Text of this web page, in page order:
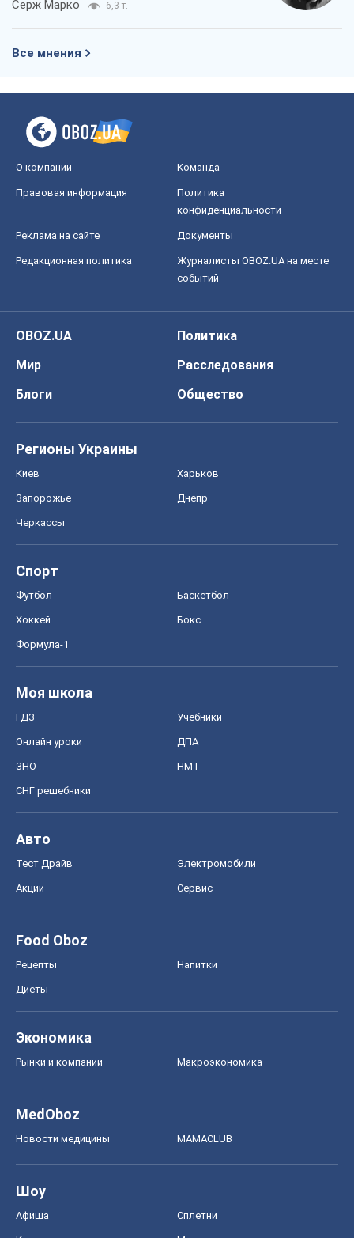
Серж Марко 6,3 т.
Все мнения
О компании Команда
Правовая информация
Политика
конфиденциальности
Реклама на сайте Документы
Редакционная политика
Журналисты OBOZ.UA на месте
событий
OBOZ.UA
Политика
Мир
Расследования
Блоги
Общество
Регионы Украины
Киев Харьков
Запорожье Днепр
Черкассы
Спорт
Футбол Баскетбол
Хоккей Бокс
Формула-1
Моя школа
ГДЗ Учебники
Онлайн уроки ДПА
ЗНО НМТ
СНГ решебники
Авто
Тест Драйв Электромобили
Акции Сервис
Food Oboz
Рецепты Напитки
Диеты
Экономика
Рынки и компании Mакроэкономика
MedOboz
Новости медицины MAMACLUB
Шоу
Афиша Сплетни